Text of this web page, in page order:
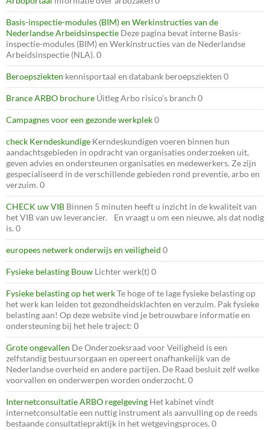
Basis-inspectie-modules (BIM) en Werkinstructies van de
Nederlandse Arbeidsinspectie Deze pagina bevat interne Basis-
inspectie-modules (BIM) en Werkinstructies van de Nederlandse
Arbeidsinspectie (NLA). 0
Beroepsziekten kennisportaal en databank beroepsziekten 0
Brance ARBO brochure Úitleg Arbo risico’s branch 0
Campagnes voor een gezonde werkplek0
check Kerndeskundige Kerndeskundigen voeren binnen hun
aandachtsgebieden in opdracht van organisaties onderzoeken uit,
geven advies en ondersteunen organisaties en medewerkers. Ze zijn
gespecialiseerd in de verschillende gebieden rond preventie, arbo en
verzuim. 0
CHECK uw VIB Binnen 5 minuten heeft u inzicht in de kwaliteit van
het VIB van uw leverancier. En vraagt u om een nieuwe, als dat nodig
is. 0
europees netwerk onderwijs en veiligheid 0
Fysieke belasting Bouw Lichter werk(t) 0
Fysieke belasting op het werkTe hoge of te lage fysieke belasting op
het werk kan leiden tot gezondheidsklachten en verzuim. Pak fysieke
belasting aan! Op deze website vind je betrouwbare informatie en
ondersteuning bij het hele traject: 0
Grote ongevallen De Onderzoeksraad voor Veiligheid is een
zelfstandig bestuursorgaan en opereert onafhankelijk van de
Nederlandse overheid en andere partijen. De Raad besluit zelf welke
voorvallen en onderwerpen worden onderzocht. 0
Internetconsultatie ARBO regelgeving Het kabinet vindt
internetconsultatie een nuttig instrument als aanvulling op de reeds
bestaande consultatiepraktijk in het wetgevingsproces. 0